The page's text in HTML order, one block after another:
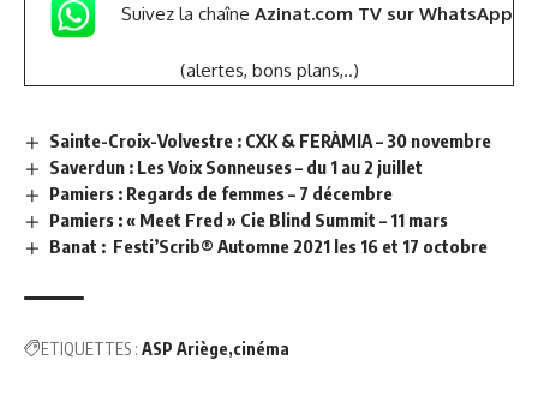
Suivez la chaîne Azinat.com TV sur WhatsApp
(alertes, bons plans,..)
Sainte-Croix-Volvestre : CXK & FERÀMIA – 30 novembre
Saverdun : Les Voix Sonneuses – du 1 au 2 juillet
Pamiers : Regards de femmes – 7 décembre
Pamiers : « Meet Fred » Cie Blind Summit – 11 mars
Banat : Festi’Scrib® Automne 2021 les 16 et 17 octobre
ETIQUETTES : ASP Ariège cinéma